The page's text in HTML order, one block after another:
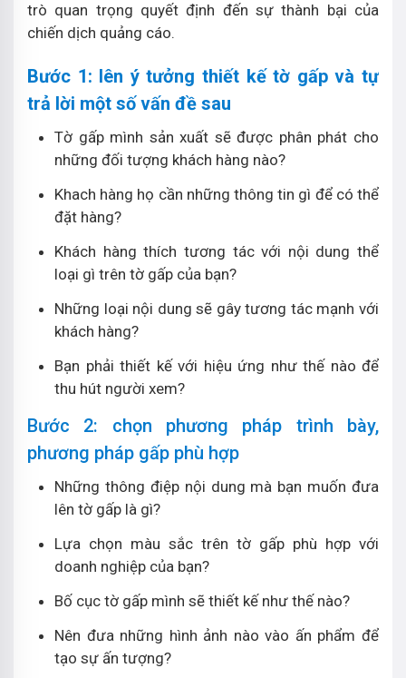
trò quan trọng quyết định đến sự thành bại của
chiến dịch quảng cáo.
Bước 1: lên ý tưởng thiết kế tờ gấp và tự
trả lời một số vấn đề sau
Tờ gấp mình sản xuất sẽ được phân phát cho
những đối tượng khách hàng nào?
Khach hàng họ cần những thông tin gì để có thể
đặt hàng?
Khách hàng thích tương tác với nội dung thể
loại gì trên tờ gấp của bạn?
Những loại nội dung sẽ gây tương tác mạnh với
khách hàng?
Bạn phải thiết kế với hiệu ứng như thế nào để
thu hút người xem?
Bước 2: chọn phương pháp trình bày,
phương pháp gấp phù hợp
Những thông điệp nội dung mà bạn muốn đưa
lên tờ gấp là gì?
Lựa chọn màu sắc trên tờ gấp phù hợp với
doanh nghiệp của bạn?
Bố cục tờ gấp mình sẽ thiết kế như thế nào?
Nên đưa những hình ảnh nào vào ấn phẩm để
tạo sự ấn tượng?